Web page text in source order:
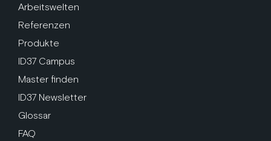
Arbeitswelten
Referenzen
Produkte
ID37 Campus
Master finden
ID37 Newsletter
Glossar
FAQ